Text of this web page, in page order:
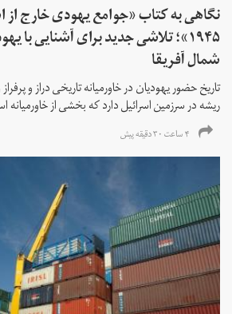
نگاهی به کتاب «جوامع یهودی خارج از
۱۹۴۵»؛ تلاشی جدید برای آشنایی با
شمال آفریقا
تاریخ حضور یهودیان در خاورمیانه تاریخی دراز و
ریشه در سرزمین اسرائیل دارد که بخشی از
۴ ساعت ۳۰ دقیقه پیش